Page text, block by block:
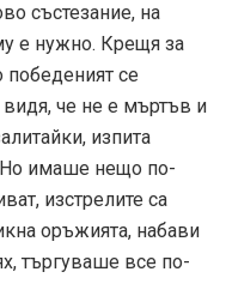
състезание, на
е нужно. Крещя за
победеният се
видя, че не е мъртъв и
изпита
Но имаше нещо по-
изстрелите са
оръжията, набави
търгуваше все по-